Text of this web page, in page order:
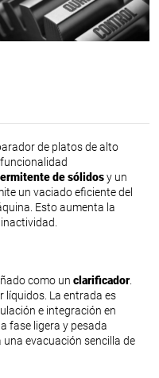
de platos de alto
de sólidosy un
un vaciado eficiente del
Esto aumenta la
como un clarificador.
líquidos. La entrada es
e integración en
fase ligera y pesada
evacuación sencilla de